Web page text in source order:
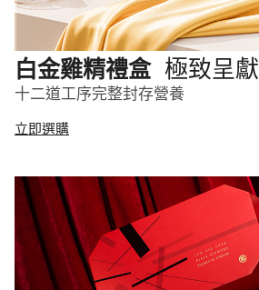
白金雞精禮盒 極致呈獻
十二道工序完整封存營養
立即選購